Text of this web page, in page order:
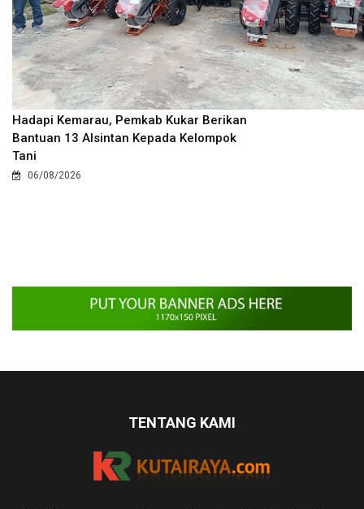
Hadapi Kemarau, Pemkab Kukar Berikan
Bantuan 13 Alsintan Kepada Kelompok
Tani
06/08/2026
TENTANG KAMI